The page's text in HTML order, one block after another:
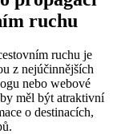
ruchu
ruchu je
z nejúčinnějších
nebo webové
by měl být atraktivní
o destinacích,